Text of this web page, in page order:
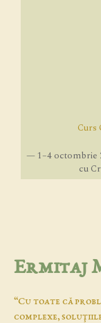
Curs
— 1–4 octombrie
cu
Ermitaj
“Cu toate că
complexe,